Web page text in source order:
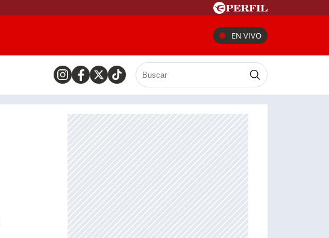
EN VIVO